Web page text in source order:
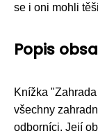
se i oni mohli
Popis
Knížka
všechny
odborníci. Její